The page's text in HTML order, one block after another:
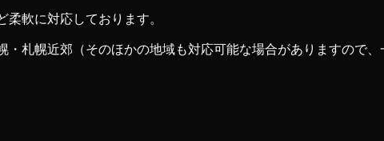
軟に対応しております。
札幌近郊（そのほかの地域も対応可能な場合がありますので、